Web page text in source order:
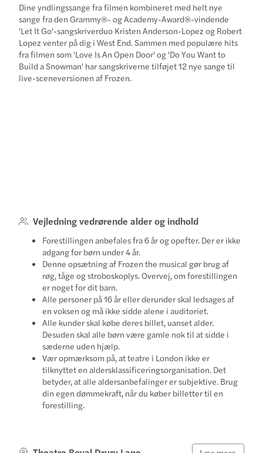
Dine yndlingssange fra filmen kombineret med helt nye
sange fra den Grammy®- og Academy-Award®-vindende
'Let It Go'-sangskriverduo Kristen Anderson-Lopez og Robert
Lopez venter på dig i West End. Sammen med populære hits
fra filmen som 'Love Is An Open Door' og 'Do You Want to
Build a Snowman' har sangskriverne tilføjet 12 nye sange til
live-sceneversionen af Frozen.
Vejledning vedrørende alder og indhold
Forestillingen anbefales fra 6 år og opefter. Der er ikke
adgang for børn under 4 år.
Denne opsætning af Frozen the musical gør brug af
røg, tåge og stroboskoplys. Overvej, om forestillingen
er noget for dit barn.
Alle personer på 16 år eller derunder skal ledsages af
en voksen og må ikke sidde alene i auditoriet.
Alle kunder skal købe deres billet, uanset alder.
Desuden skal alle børn være gamle nok til at sidde i
sæderne uden hjælp.
Vær opmærksom på, at teatre i London ikke er
tilknyttet en aldersklassificeringsorganisation. Det
betyder, at alle aldersanbefalinger er subjektive. Brug
din egen dømmekraft, når du køber billetter til en
forestilling.